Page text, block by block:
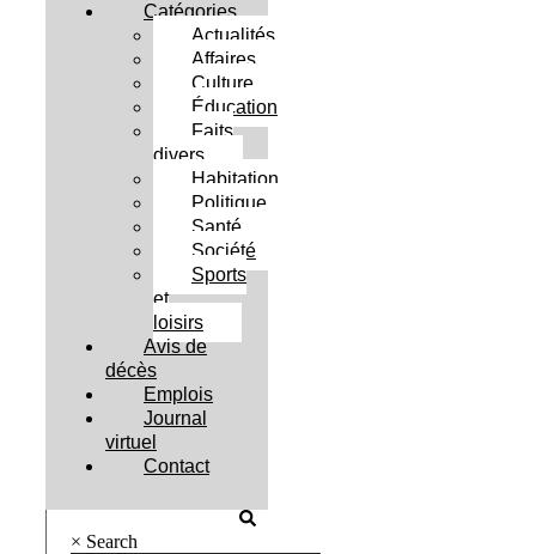
Catégories
Actualités
Affaires
Culture
Éducation
Faits
divers
Habitation
Politique
Santé
Société
Sports
et
loisirs
Avis de
décès
Emplois
Journal
virtuel
Contact
× Search